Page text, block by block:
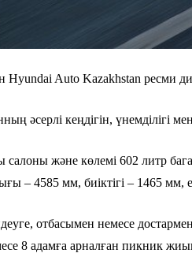
Hyundai Auto Kazakhstan ресми
әсерлі кеңдігін, үнемділігі
салоны және көлемі 602 литр
– 4585 мм, биіктігі – 1465 мм,
отбасымен немесе
8 адамға арналған пикник